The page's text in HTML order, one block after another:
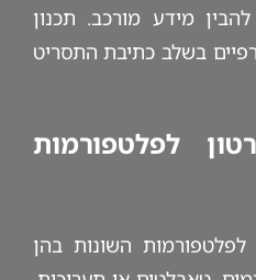
מידע מורכב. תכנון
בשלב כתיבת התסריט
לפלטפורמות
השונות בהן